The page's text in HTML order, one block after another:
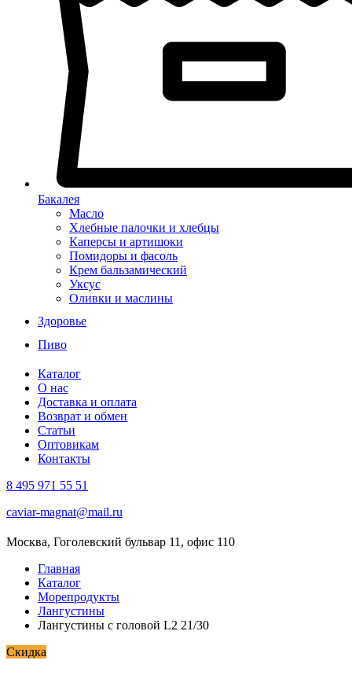
Бакалея
Масло
Хлебные палочки и хлебцы
Каперсы и артишоки
Помидоры и фасоль
Крем бальзамический
Уксус
Оливки и маслины
Здоровье
Пиво
Каталог
О нас
Доставка и оплата
Возврат и обмен
Статьи
Оптовикам
Контакты
8 495 971 55 51
caviar-magnat@mail.ru
Москва, Гоголевский бульвар 11, офис 110
Главная
Каталог
Морепродукты
Лангустины
Лангустины с головой L2 21/30
Скидка